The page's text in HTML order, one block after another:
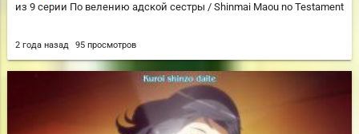
из 9 серии По велению адской сестры / Shinmai Maou no Testament
2 года назад 95 просмотров